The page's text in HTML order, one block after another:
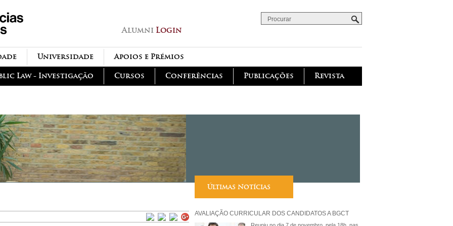
Alumni Login
Formulário de procura
Apoios e Prémios
Universidade
Revista
Publicações
Conferências
Cursos
Law - Investigação
Últimas Notícias
AVALIAÇÃO CURRICULAR DOS CANDIDATOS A BGCT